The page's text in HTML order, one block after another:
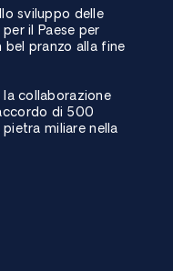
sviluppo delle
il Paese per
pranzo alla fine
collaborazione
di 500
miliare nella